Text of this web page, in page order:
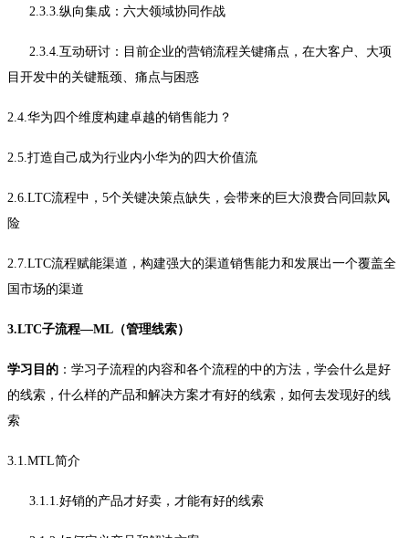
2.3.3.纵向集成：六大领域协同作战
2.3.4.互动研讨：目前企业的营销流程关键痛点，在大客户、大项
目开发中的关键瓶颈、痛点与困惑
2.4.华为四个维度构建卓越的销售能力？
2.5.打造自己成为行业内小华为的四大价值流
2.6.LTC流程中，5个关键决策点缺失，会带来的巨大浪费合同回款风
险
2.7.LTC流程赋能渠道，构建强大的渠道销售能力和发展出一个覆盖全
国市场的渠道
3.LTC子流程—ML（管理线索）
学习目的 ：学习子流程的内容和各个流程的中的方法，学会什么是好
的线索，什么样的产品和解决方案才有好的线索，如何去发现好的线
索
3.1.MTL简介
3.1.1.好销的产品才好卖，才能有好的线索